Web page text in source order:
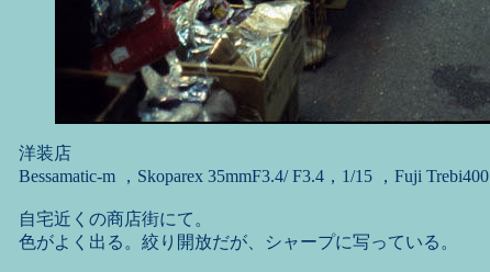
洋装店
Bessamatic-m ，Skoparex 35mmF3.4/ F3.4，1/15 ，Fuji Trebi400
自宅近くの商店街にて。
色がよく出る。絞り開放だが、シャープに写っている。